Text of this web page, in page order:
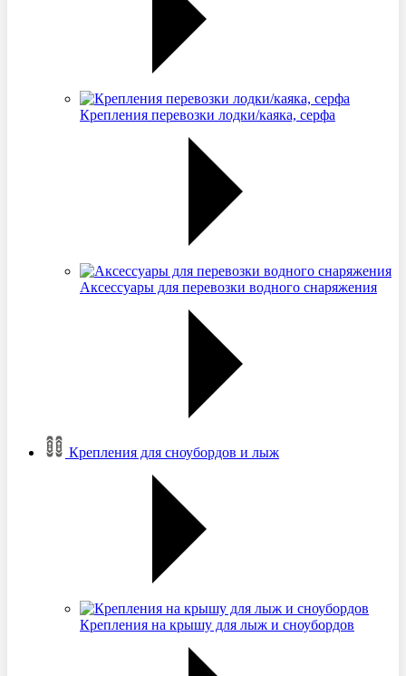
Крепления перевозки лодки/каяка, серфа
Аксессуары для перевозки водного снаряжения
Крепления для сноубордов и лыж
Крепления на крышу для лыж и сноубордов